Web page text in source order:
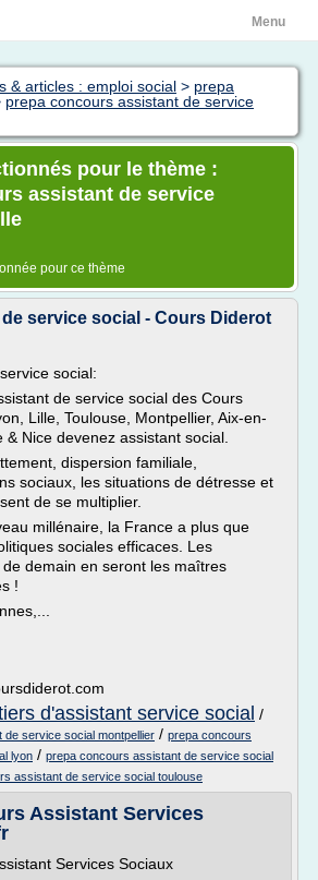
Menu
& articles : emploi social > prepa
prepa concours assistant de service
pour le thème :
assistant de service
pour ce thème
service social - Cours Diderot
social:
de service social des Cours
Lille, Toulouse, Montpellier, Aix-en-
& Nice devenez assistant social.
dispersion familiale,
sociaux, les situations de détresse et
de se multiplier.
millénaire, la France a plus que
sociales efficaces. Les
demain en seront les maîtres
!
d'assistant service social /
service social montpellier / prepa concours
lyon / prepa concours assistant de service social
assistant de service social toulouse
Assistant Services
Services Sociaux